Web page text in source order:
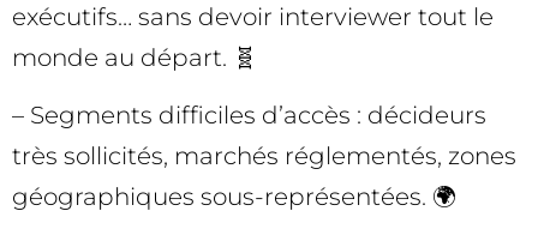
exécutifs… sans devoir interviewer tout le
monde au départ. 🧬
– Segments difficiles d’accès : décideurs
très sollicités, marchés réglementés, zones
géographiques sous-représentées. 🌍